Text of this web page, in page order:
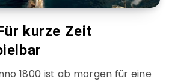
kurze Zeit
1800 ist ab morgen für eine